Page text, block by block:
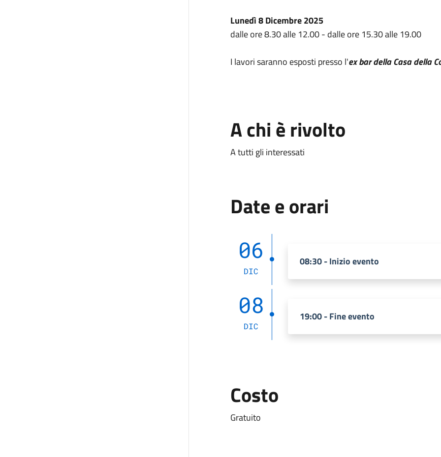
Lunedì 8 Dicembre 2025
dalle ore 8.30 alle 12.00 - dalle ore 15.30 alle 19.00
I lavori saranno esposti presso l'ex bar della Casa della
A chi è rivolto
A tutti gli interessati
Date e orari
06
DIC
08:30 - Inizio evento
08
DIC
19:00 - Fine evento
Costo
Gratuito